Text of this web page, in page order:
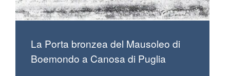
La Porta bronzea del Mausoleo di
Boemondo a Canosa di Puglia